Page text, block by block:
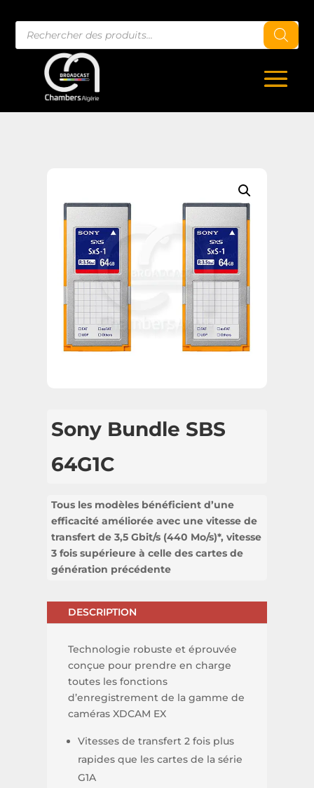
Recherche
de
produits
Sony Bundle SBS
64G1C
Tous les modèles bénéficient d’une
efficacité améliorée avec une vitesse de
transfert de 3,5 Gbit/s (440 Mo/s)*, vitesse
3 fois supérieure à celle des cartes de
génération précédente
DESCRIPTION
Technologie robuste et éprouvée
conçue pour prendre en charge
toutes les fonctions
d’enregistrement de la gamme de
caméras XDCAM EX
Vitesses de transfert 2 fois plus
rapides que les cartes de la série
G1A